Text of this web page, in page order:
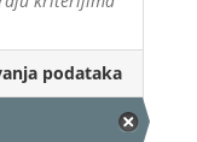
podataka